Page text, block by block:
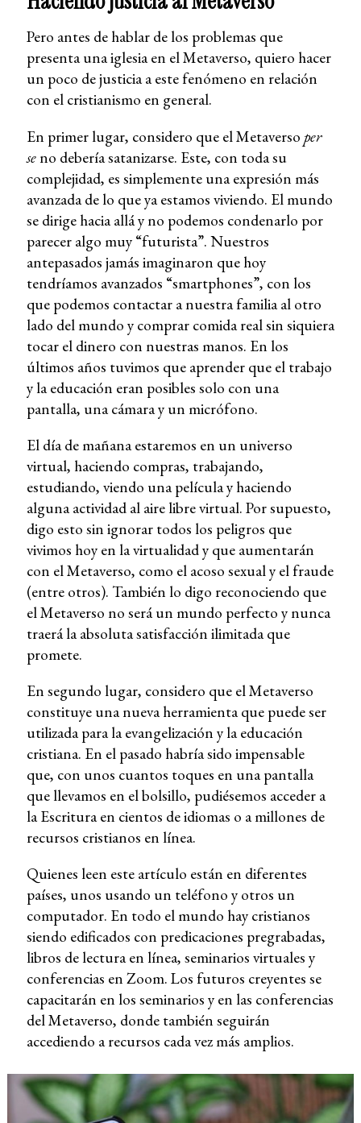
Pero antes de hablar de los problemas que
presenta una iglesia en el Metaverso, quiero hacer
un poco de justicia a este fenómeno en relación
con el cristianismo en general.
En primer lugar, considero que el Metaverso per
seno debería satanizarse. Este, con toda su
complejidad, es simplemente una expresión más
avanzada de lo que ya estamos viviendo. El mundo
se dirige hacia allá y no podemos condenarlo por
parecer algo muy “futurista”. Nuestros
antepasados jamás imaginaron que hoy
tendríamos avanzados “smartphones”, con los
que podemos contactar a nuestra familia al otro
lado del mundo y comprar comida real sin siquiera
tocar el dinero con nuestras manos. En los
últimos años tuvimos que aprender que el trabajo
y la educación eran posibles solo con una
pantalla, una cámara y un micrófono.
El día de mañana estaremos en un universo
virtual, haciendo compras, trabajando,
estudiando, viendo una película y haciendo
alguna actividad al aire libre virtual. Por supuesto,
digo esto sin ignorar todos los peligros que
vivimos hoy en la virtualidad y que aumentarán
con el Metaverso, como el acoso sexual y el fraude
(entre otros). También lo digo reconociendo que
el Metaverso no será un mundo perfecto y nunca
traerá la absoluta satisfacción ilimitada que
promete.
En segundo lugar, considero que el Metaverso
constituye una nueva herramienta que puede ser
utilizada para la evangelización y la educación
cristiana. En el pasado habría sido impensable
que, con unos cuantos toques en una pantalla
que llevamos en el bolsillo, pudiésemos acceder a
la Escritura en cientos de idiomas o a millones de
recursos cristianos en línea.
Quienes leen este artículo están en diferentes
países, unos usando un teléfono y otros un
computador. En todo el mundo hay cristianos
siendo edificados con predicaciones pregrabadas,
libros de lectura en línea, seminarios virtuales y
conferencias en Zoom. Los futuros creyentes se
capacitarán en los seminarios y en las conferencias
del Metaverso, donde también seguirán
accediendo a recursos cada vez más amplios.